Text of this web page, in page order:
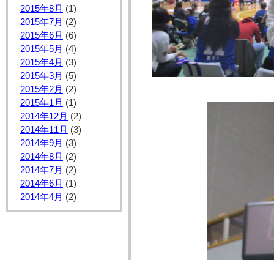
2015年8月 (1)
2015年7月 (2)
2015年6月 (6)
2015年5月 (4)
2015年4月 (3)
2015年3月 (5)
2015年2月 (2)
2015年1月 (1)
2014年12月 (2)
2014年11月 (3)
2014年9月 (3)
2014年8月 (2)
2014年7月 (2)
2014年6月 (1)
2014年4月 (2)